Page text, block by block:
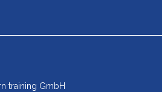
training GmbH